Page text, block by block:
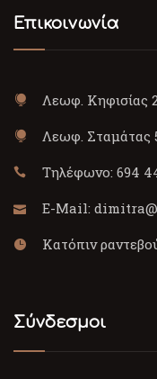
Επικοινωνία
Λεωφ. Κηφισίας
Λεωφ. Σταμάτας
Τηλέφωνο: 694
E-Mail:
Κατόπιν
Σύνδεσμοι